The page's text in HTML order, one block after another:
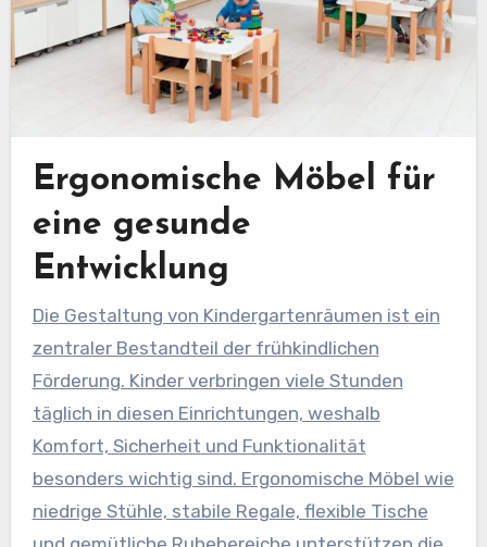
Ergonomische Möbel für
eine gesunde
Entwicklung
Die Gestaltung von Kindergartenräumen ist ein
zentraler Bestandteil der frühkindlichen
Förderung. Kinder verbringen viele Stunden
täglich in diesen Einrichtungen, weshalb
Komfort, Sicherheit und Funktionalität
besonders wichtig sind. Ergonomische Möbel wie
niedrige Stühle, stabile Regale, flexible Tische